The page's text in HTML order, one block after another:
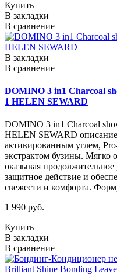
Купить
В закладки
В сравнение
В закладки
В сравнение
DOMINO 3 in1 Charcoal
1 HELEN SEWARD
DOMINO 3 in1 Charcoal
HELEN SEWARD
активированным углем,
экстрактом бузины. Мягко
оказывая
защитное действие и
свежести и комфорта.
1 990 руб.
Купить
В закладки
В сравнение